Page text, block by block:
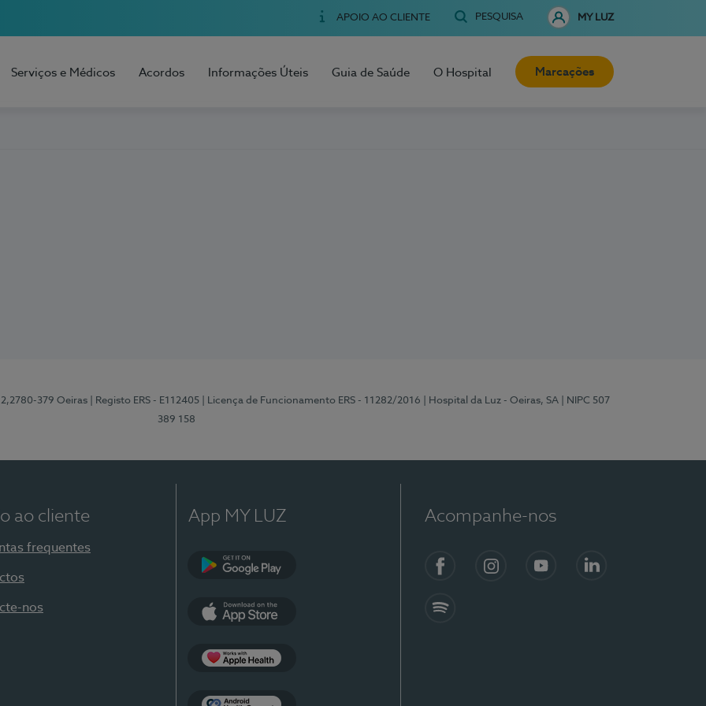
APOIO AO CLIENTE PESQUISA MY LUZ
Serviços e Médicos Acordos Informações Úteis Guia de Saúde O Hospital Marcações
379 Oeiras | Registo ERS - E112405 | Licença de Funcionamento ERS - 11282/2016 | Hospital da Luz - Oeiras, SA
| NIPC 507
389 158
ao cliente
frequentes
nos
App MY LUZ Acompanhe-nos